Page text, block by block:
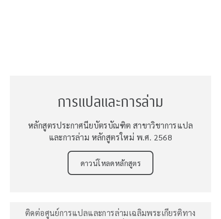
การแปลและการล่าม
หลักสูตรประกาศนียบัตรบัณฑิต สาขาวิชาการแปล
และการล่าม หลักสูตรใหม่ พ.ศ. 2568
ดาวน์โหลดหลักสูตร
ติดต่อศูนย์การแปลและการล่ามเฉลิมพระเกียรติทาง